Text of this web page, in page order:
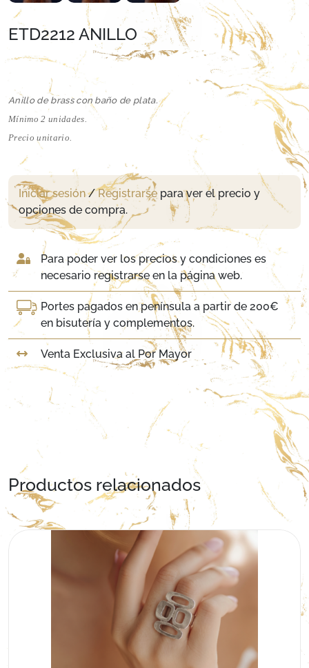
ETD2212 ANILLO
Anillo de brass con baño de plata.
Mínimo 2 unidades.
Precio unitario.
Iniciar sesión/Registrarse para ver el precio y
opciones de compra.
Para poder ver los precios y condiciones es
necesario registrarse en la página web.
Portes pagados en península a partir de 200€
en bisutería y complementos.
Venta Exclusiva al Por Mayor
Productos relacionados